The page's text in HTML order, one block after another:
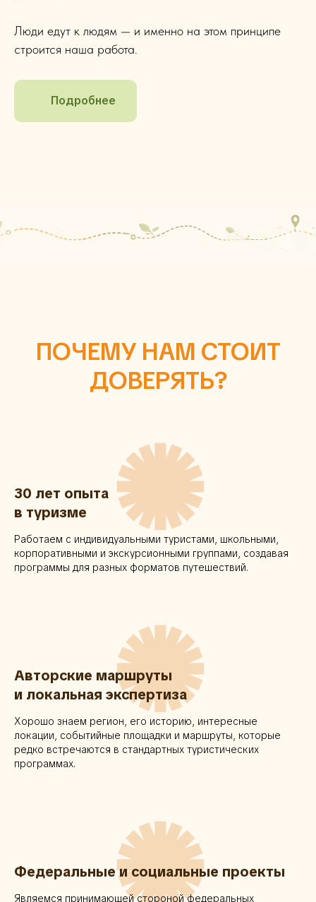
Люди едут к людям — и именно на этом принципе
строится наша работа.
Подробнее
ПОЧЕМУ НАМ СТОИТ
ДОВЕРЯТЬ?
30 лет опыта
в туризме
Работаем с индивидуальными туристами, школьными,
корпоративными и экскурсионными группами, создавая
программы для разных форматов путешествий.
✺
Авторские маршруты
и локальная экспертиза
Хорошо знаем регион, его историю, интересные
локации, событийные площадки и маршруты, которые
редко встречаются в стандартных туристических
программах.
✺
Федеральные и социальные проекты
Являемся принимающей стороной федеральных
✺